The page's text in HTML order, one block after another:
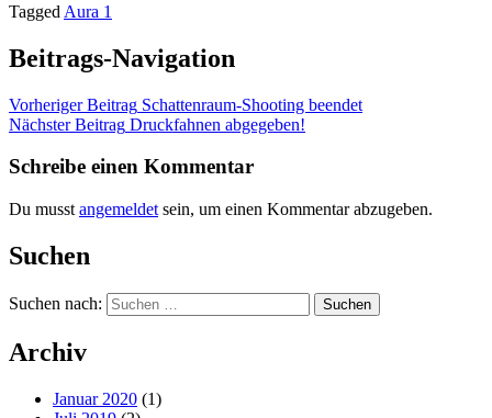
Tagged Aura 1
Beitrags-Navigation
Vorheriger Beitrag Schattenraum-Shooting beendet
Nächster Beitrag Druckfahnen abgegeben!
Schreibe einen Kommentar
Du musst angemeldet sein, um einen Kommentar abzugeben.
Suchen
Suchen nach:
Archiv
Januar 2020 (1)